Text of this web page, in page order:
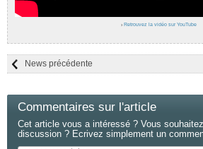
› Retrouvez la vidéo sur YouTube
News précédente
Commentaires sur l'article
Cet article vous a intéressé ? Vous
discussion ? Ecrivez simplement un